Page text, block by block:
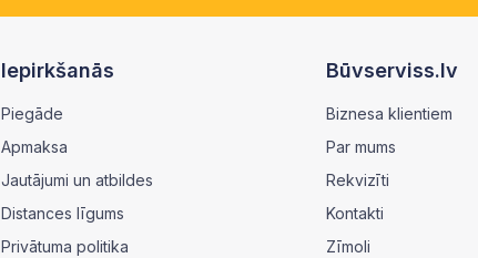
Iepirkšanās
Piegāde
Apmaksa
Jautājumi un atbildes
Distances līgums
Privātuma politika
Būvserviss.lv
Biznesa klientiem
Par mums
Rekvizīti
Kontakti
Zīmoli